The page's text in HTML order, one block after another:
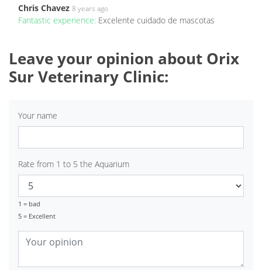
Chris Chavez 8 years ago
Fantastic experience: Excelente cuidado de mascotas
Leave your opinion about Orix
Sur Veterinary Clinic:
Your name
Rate from 1 to 5 the Aquarium
1 = bad
5 = Excellent